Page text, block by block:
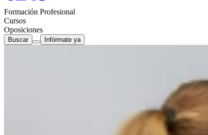
Formación Profesional
Cursos
Oposiciones
Buscar Infórmate ya